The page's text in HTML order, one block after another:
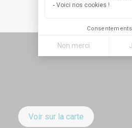
Voici nos cookies !
Non merci
Voir sur la carte